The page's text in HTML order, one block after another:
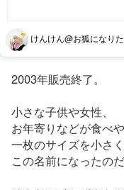
けんけん@お狐になり
2003年販売終了。
小さな子供や女性、
お年寄りなどが食べ
一枚のサイズを小さ
この名前になったのだ